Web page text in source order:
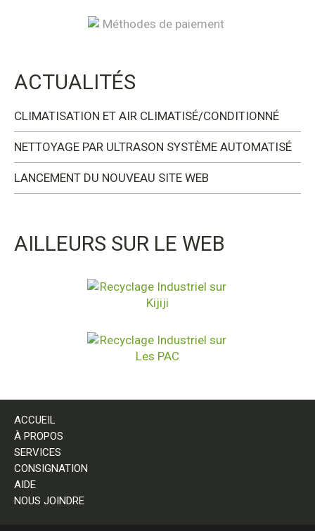
ACTUALITÉS
CLIMATISATION ET AIR CLIMATISÉ/CONDITIONNÉ
NETTOYAGE PAR ULTRASON SYSTÈME AUTOMATISÉ
LANCEMENT DU NOUVEAU SITE WEB
AILLEURS SUR LE WEB
ACCUEIL
À PROPOS
SERVICES
CONSIGNATION
AIDE
NOUS JOINDRE